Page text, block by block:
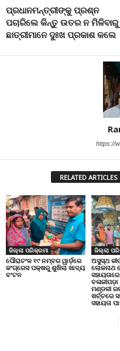
ପ୍ରଧାନମନ୍ତ୍ରୀଙ୍କୁ ପ୍ରଶ୍ନ
ପଚାରିଲେ କିନ୍ତୁ ଉତର ନ ମିଳିବାରୁ
ଛାତ୍ରୀମାନେ ଦୁଃଖ ପ୍ରକାଶ କଲେ
https://
RELATED ARTICLES
ଜିଲ୍ଲା ପରିକ୍ରମା
ପୌରାଚଂଳ ୧୯ ନମ୍ବର ୱାର୍ଡ଼ରେ
କଂଗ୍ରେସ ପକ୍ଷରୁ ଶୁଖିଲା ଖାଦ୍ୟ
ବଂଟନ
ଜିଲ୍ଲା
ଅସୁସ୍ଥ
ଲୋକନାଥ
ବଳାଜୀପଡ଼ା
ମଣ୍ଡଳୀ
ଖର୍ଚ୍ଚରେ
ସହାୟତା